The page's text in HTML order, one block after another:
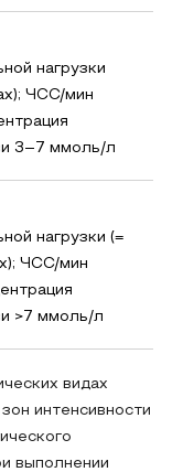
нагрузки
ЧСС/мин
3–7 ммоль/л
нагрузки (=
ЧСС/мин
>7 ммоль/л
видах
интенсивности
выполнении